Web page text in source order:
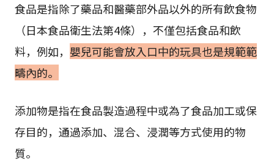
食品是指除了藥品和醫藥部外品以外的所有飲食物
（日本食品衛生法第4條），不僅包括食品和飲
料，例如， 嬰兒可能會放入口中的玩具也是規範範
疇內的。
添加物是指在食品製造過程中或為了食品加工或保
存目的，通過添加、混合、浸潤等方式使用的物
質。